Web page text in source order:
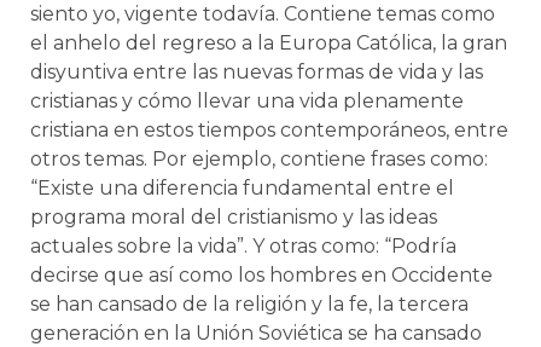
siento yo, vigente todavía. Contiene temas como
el anhelo del regreso a la Europa Católica, la gran
disyuntiva entre las nuevas formas de vida y las
cristianas y cómo llevar una vida plenamente
cristiana en estos tiempos contemporáneos, entre
otros temas. Por ejemplo, contiene frases como:
“Existe una diferencia fundamental entre el
programa moral del cristianismo y las ideas
actuales sobre la vida”. Y otras como: “Podría
decirse que así como los hombres en Occidente
se han cansado de la religión y la fe, la tercera
generación en la Unión Soviética se ha cansado